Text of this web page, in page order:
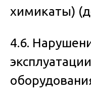
химикаты)
4.6.